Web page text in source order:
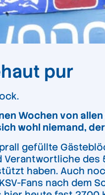
pur
Wochen von
wohl niemand,
gefüllte
des
haben. Auch
Fans nach dem